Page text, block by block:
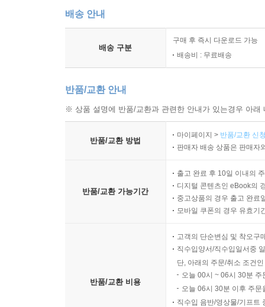
배송 안내
배송 구분
구매 후 즉시 다운로드 가능
배송비 : 무료배송
반품/교환 안내
※ 상품 설명에 반품/교환과 관련한 안내가 있는경우 아
반품/교환 방법
마이페이지 > 반품/교환 신
판매자 배송 상품은 판매자
반품/교환 가능기간
출고 완료 후 10일 이내의
디지털 콘텐츠인 eBook의
중고상품의 경우 출고 완료
모바일 쿠폰의 경우 유효기
반품/교환 비용
고객의 단순변심 및 착오구
직수입양서/직수입일서중
단, 아래의 주문/취소 조건
오늘 00시 ~ 06시 30분
오늘 06시 30분 이후 주
직수입 음반/영상물/기프트